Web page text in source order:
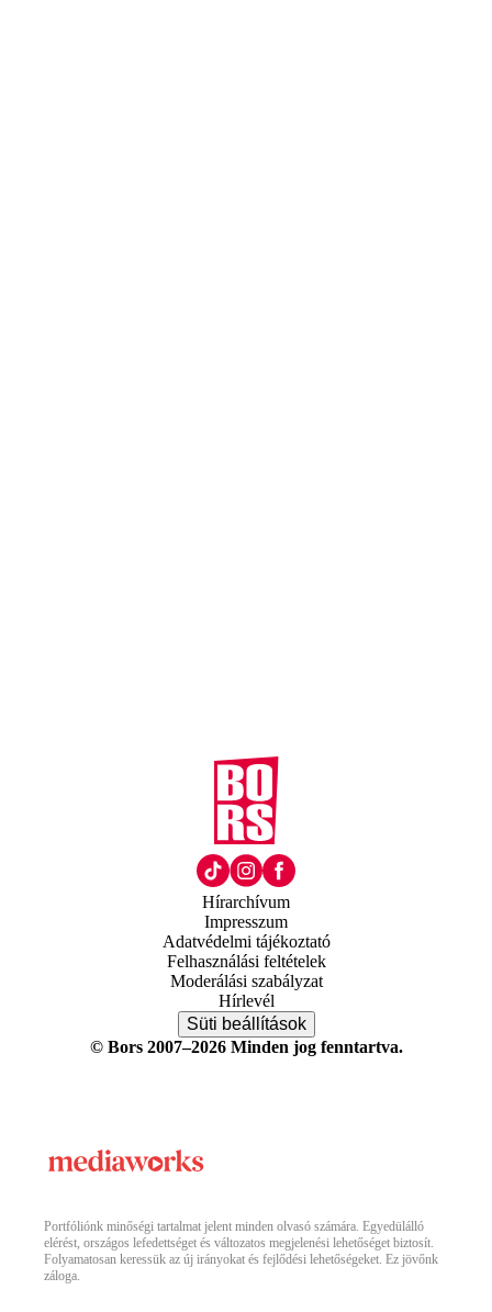
Hírarchívum
Impresszum
Adatvédelmi tájékoztató
Felhasználási feltételek
Moderálási szabályzat
Hírlevél
Süti beállítások
© Bors 2007–2026 Minden jog fenntartva.
Portfóliónk minőségi tartalmat jelent minden olvasó számára. Egyedülálló
elérést, országos lefedettséget és változatos megjelenési lehetőséget biztosít.
Folyamatosan keressük az új irányokat és fejlődési lehetőségeket. Ez jövőnk
záloga.